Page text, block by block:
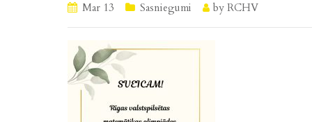
Mar 13 Sasniegumi by RCHV